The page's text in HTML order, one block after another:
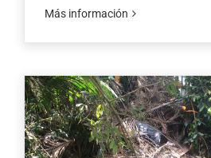
Más información